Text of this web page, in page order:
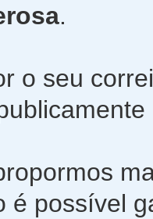
.
o seu
é possível